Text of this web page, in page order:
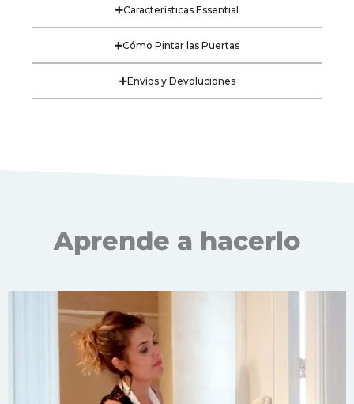
Características Essential
Cómo Pintar las Puertas
Envíos y Devoluciones
Aprende a hacerlo